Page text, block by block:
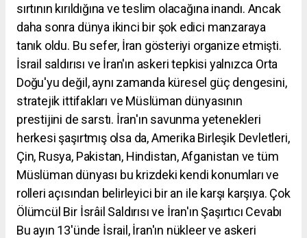
sırtının kırıldığına ve teslim olacağına inandı. Ancak
daha sonra dünya ikinci bir şok edici manzaraya
tanık oldu. Bu sefer, İran gösteriyi organize etmişti.
İsrail saldırısı ve İran'ın askeri tepkisi yalnızca Orta
Doğu'yu değil, aynı zamanda küresel güç dengesini,
stratejik ittifakları ve Müslüman dünyasının
prestijini de sarstı. İran'ın savunma yetenekleri
herkesi şaşırtmış olsa da, Amerika Birleşik Devletleri,
Çin, Rusya, Pakistan, Hindistan, Afganistan ve tüm
Müslüman dünyası bu krizdeki kendi konumları ve
rolleri açısından belirleyici bir an ile karşı karşıya. Çok
Ölümcül Bir İsrâil Saldırısı ve İran'ın Şaşırtıcı Cevabı
Bu ayın 13'ünde İsrail, İran'ın nükleer ve askeri